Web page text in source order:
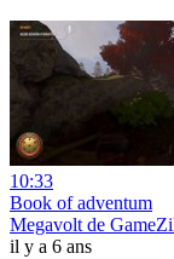
10:33
Book of adventum
Megavolt de
il y a 6 ans